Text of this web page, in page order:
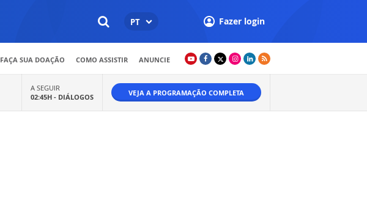
PT Fazer login
FAÇA SUA DOAÇÃO COMO ASSISTIR ANUNCIE
A SEGUIR
02:45H - DIÁLOGOS VEJA A PROGRAMAÇÃO COMPLETA